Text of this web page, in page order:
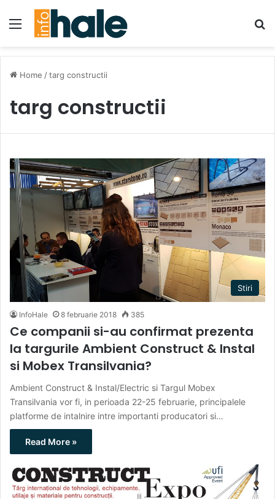
Menu
Home /targ constructii
targ constructii
Stiri
InfoHale 8 februarie 2018 385
Ce companii si-au confirmat prezenta
la targurile Ambient Construct & Instal
si Mobex Transilvania?
Ambient Construct & Instal/Electric si Targul Mobex
Transilvania vor fi, in perioada 22-25 februarie, principalele
platforme de intalnire intre importanti producatori si…
Read More »